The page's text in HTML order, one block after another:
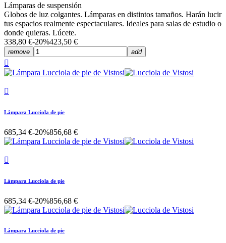
Lámparas de suspensión
Globos de luz colgantes. Lámparas en distintos tamaños. Harán lucir
tus espacios realmente espectaculares. Ideales para salas de estudio o
donde quieras. Lúcete.
338,80 €-20%423,50 €
remove add


Lámpara Lucciola de pie
685,34 €-20%856,68 €

Lámpara Lucciola de pie
685,34 €-20%856,68 €
Lámpara Lucciola de pie